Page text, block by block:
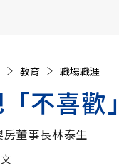
教育 職場職涯
不喜歡
房董事長林泰生